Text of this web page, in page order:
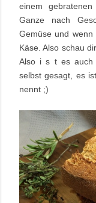
einem
Ganze nach
Gemüse und
Käse. Also schau
Also i s t es auch
selbst gesagt, es
nennt ;)